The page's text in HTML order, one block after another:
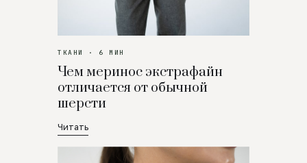
ТКАНИ · 6 МИН
Чем меринос экстрафайн
отличается от обычной
шерсти
Читать